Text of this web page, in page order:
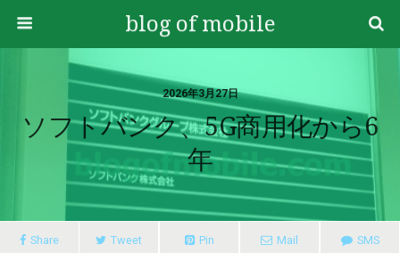
blog of mobile
2026年3月27日
ソフトバンク、5G商用化から6
年
Share Tweet Pin Mail SMS